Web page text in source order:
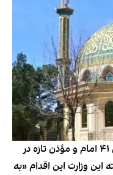
وزارت امر به معروف طالبان از گماشتن ۴۱ امام و مؤذن تازه در
این وزارت این اقدام «به‌